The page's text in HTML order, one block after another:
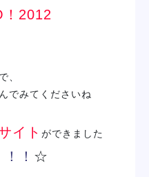
2012
、
でみてくださいね
イト ができました
！ ☆